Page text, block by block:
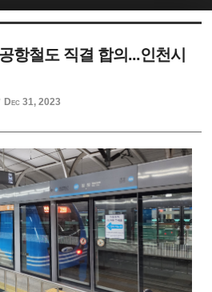
항철도 직결 합의...인천시
Dec 31, 2023
스케치북5
스케치북5